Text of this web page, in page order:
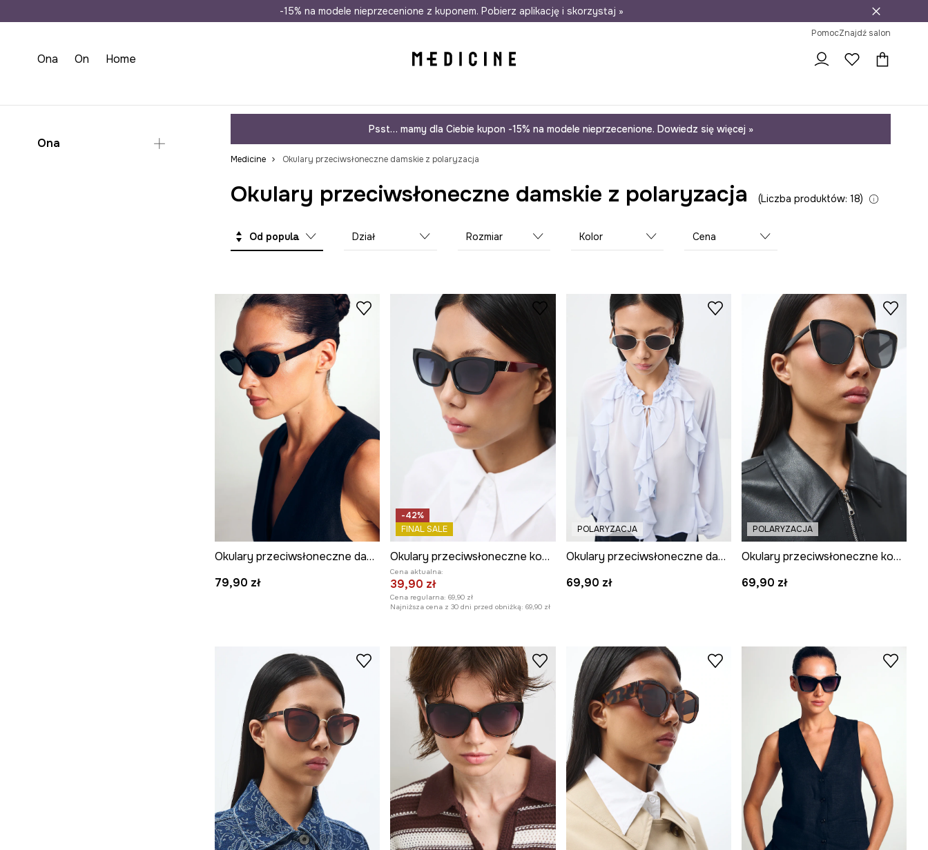
Wysyłka nawet w 24h Darmowa dostawa do salonów 30 dni na zwrot
-15% na modele nieprzecenione z kuponem. Pobierz aplikację i skorzystaj »
PomocZnajdź salon
Ona On Home
Ona
Psst… mamy dla Ciebie kupon -15% na modele nieprzecenione. Dowiedz się więcej »
Medicine Okulary przeciwsłoneczne damskie z polaryzacja
Okulary przeciwsłoneczne damskie z polaryzacja Liczba produktów: 18
Od popularnych Dział Rozmiar Kolor Cena
Okulary przeciwsłoneczne damskie
79,90 zł
-42%
FINAL SALE
Okulary przeciwsłoneczne kocie oczy damskie
Cena aktualna:
39,90 zł
Cena regularna: 69,90 zł
Najniższa cena z 30 dni przed obniżką: 69,90 zł
POLARYZACJA
Okulary przeciwsłoneczne damskie
69,90 zł
POLARYZACJA
Okulary przeciwsłoneczne kocie oczy damskie
69,90 zł